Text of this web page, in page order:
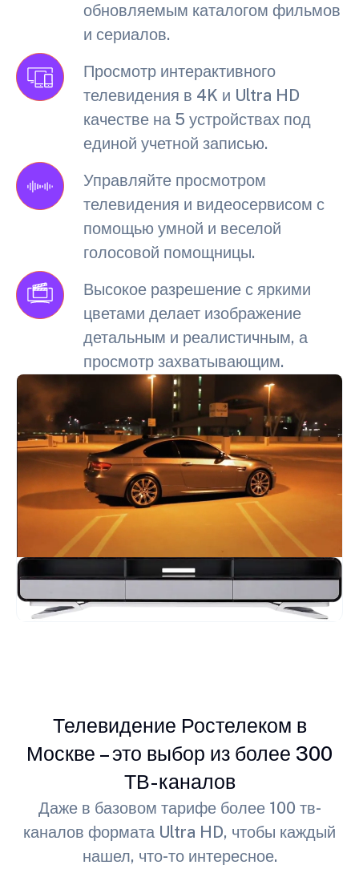
обновляемым каталогом фильмов
и сериалов.
Просмотр интерактивного
телевидения в 4K и Ultra HD
качестве на 5 устройствах под
единой учетной записью.
Управляйте просмотром
телевидения и видеосервисом с
помощью умной и веселой
голосовой помощницы.
Высокое разрешение с яркими
цветами делает изображение
детальным и реалистичным, а
просмотр захватывающим.
Телевидение Ростелеком в
Москве – это выбор из более 300
ТВ-каналов
Даже в базовом тарифе более 100 тв-
каналов формата Ultra HD, чтобы каждый
нашел, что-то интересное.